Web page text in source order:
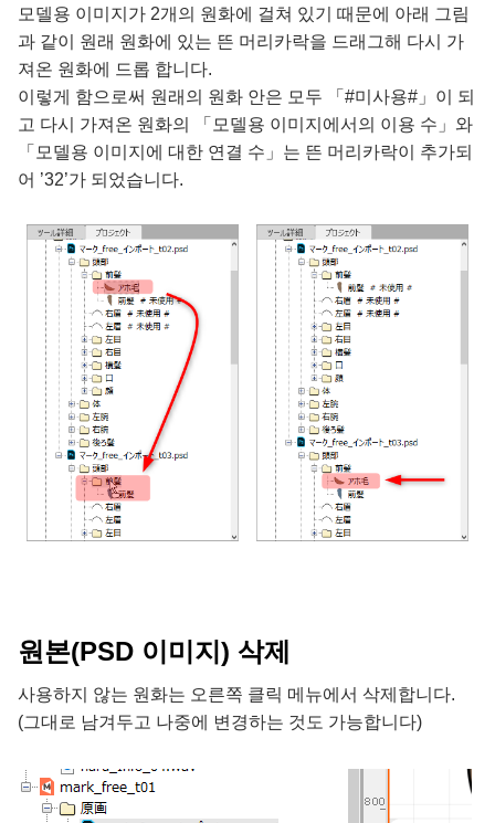
모델용 이미지가 2개의 원화에 걸쳐 있기 때문에 아래 그림
과 같이 원래 원화에 있는 뜬 머리카락을 드래그해 다시 가
져온 원화에 드롭 합니다.
이렇게 함으로써 원래의 원화 안은 모두 「#미사용#」이 되
고 다시 가져온 원화의 「모델용 이미지에서의 이용 수」와
「모델용 이미지에 대한 연결 수」는 뜬 머리카락이 추가되
어 ’32’가 되었습니다.
원본(PSD 이미지) 삭제
사용하지 않는 원화는 오른쪽 클릭 메뉴에서 삭제합니다.
(그대로 남겨두고 나중에 변경하는 것도 가능합니다)